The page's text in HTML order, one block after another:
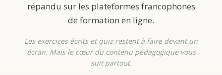
répandu sur les plateformes francophones
de formation en ligne.
Les exercices écrits et quiz restent à faire devant un
écran. Mais le cœur du contenu pédagogique vous
suit partout.